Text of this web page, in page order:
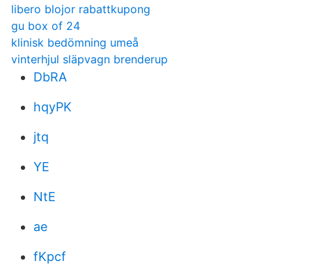
libero blojor rabattkupong
gu box of 24
klinisk bedömning umeå
vinterhjul släpvagn brenderup
DbRA
hqyPK
jtq
YE
NtE
ae
fKpcf